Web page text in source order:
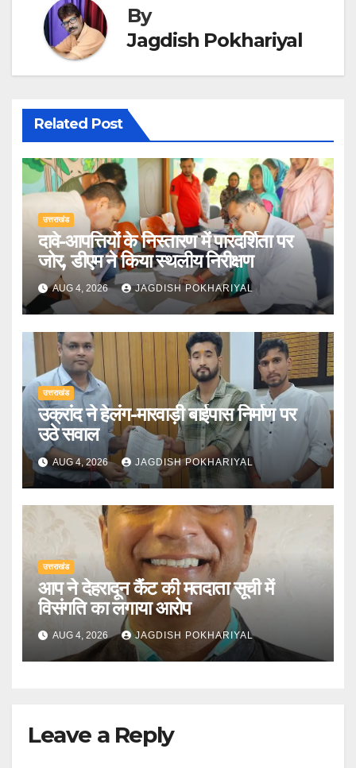
By
Jagdish Pokhariyal
Related Post
उत्तराखंड
दावे-आपत्तियों के निस्तारण में पारदर्शिता पर
जोर, डीएम ने किया स्थलीय निरीक्षण
AUG 4, 2026 JAGDISH POKHARIYAL
उत्तराखंड
उक्रांद ने हेलंग-मारवाड़ी बाईपास निर्माण पर
उठे सवाल
AUG 4, 2026 JAGDISH POKHARIYAL
उत्तराखंड
आप ने देहरादून कैंट की मतदाता सूची में
विसंगति का लगाया आरोप
AUG 4, 2026 JAGDISH POKHARIYAL
Leave a Reply